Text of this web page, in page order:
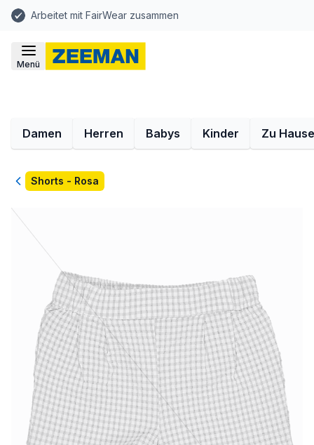
Arbeitet mit FairWear zusammen
Menü
Damen Herren Babys Kinder Zu Hause
ZurückShorts - Rosa